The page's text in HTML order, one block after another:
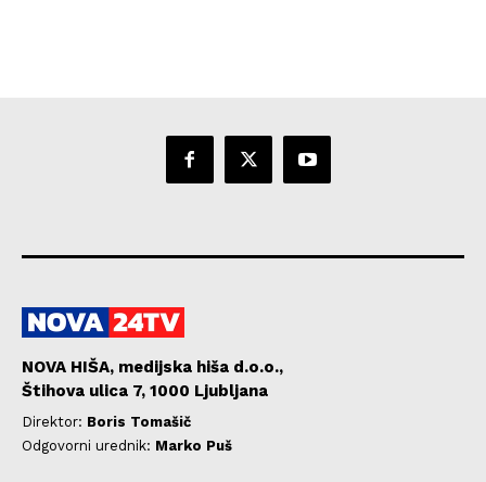
NOVA HIŠA, medijska hiša d.o.o.,
Štihova ulica 7, 1000 Ljubljana
Direktor: Boris Tomašič
Odgovorni urednik: Marko Puš